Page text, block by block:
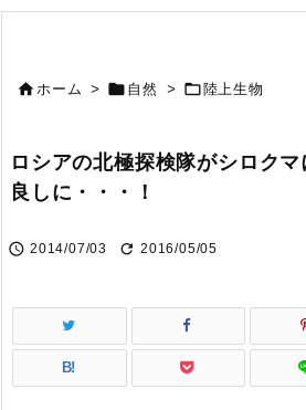
ホーム >  自然 >  陸上生物
ロシアの北極探検隊がシロク
良しに・・・！
 2014/07/03  2016/05/05
B!